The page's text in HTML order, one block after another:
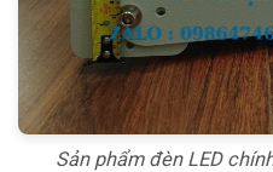
Sản phẩm đèn LED